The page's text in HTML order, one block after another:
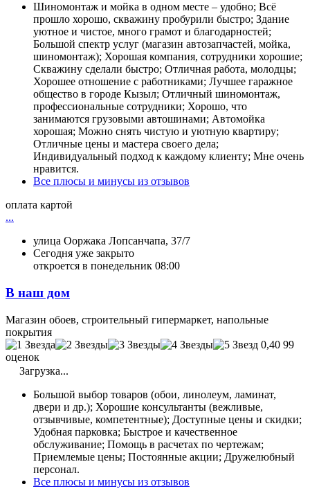
Шиномонтаж и мойка в одном месте – удобно; Всё
прошло хорошо, скважину пробурили быстро; Здание
уютное и чистое, много грамот и благодарностей;
Большой спектр услуг (магазин автозапчастей, мойка,
шиномонтаж); Хорошая компания, сотрудники хорошие;
Скважину сделали быстро; Отличная работа, молодцы;
Хорошее отношение с работниками; Лучшее гаражное
общество в городе Кызыл; Отличный шиномонтаж,
профессиональные сотрудники; Хорошо, что
занимаются грузовыми автошинами; Автомойка
хорошая; Можно снять чистую и уютную квартиру;
Отличные цены и мастера своего дела;
Индивидуальный подход к каждому клиенту; Мне очень
нравится.
Все плюсы и минусы из отзывов
оплата картой
...
улица Ооржака Лопсанчапа, 37/7
Сегодня уже закрыто
откроется в понедельник 08:00
В наш дом
Магазин обоев, строительный гипермаркет, напольные
покрытия
0,40 99
оценок
Загрузка...
Большой выбор товаров (обои, линолеум, ламинат,
двери и др.); Хорошие консультанты (вежливые,
отзывчивые, компетентные); Доступные цены и скидки;
Удобная парковка; Быстрое и качественное
обслуживание; Помощь в расчетах по чертежам;
Приемлемые цены; Постоянные акции; Дружелюбный
персонал.
Все плюсы и минусы из отзывов